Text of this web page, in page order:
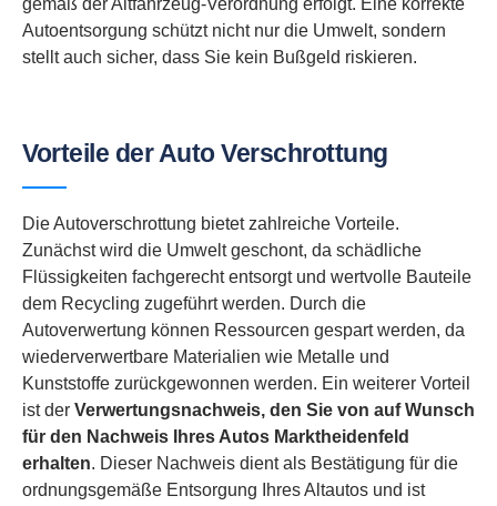
gemäß der Altfahrzeug-Verordnung erfolgt. Eine korrekte
Autoentsorgung schützt nicht nur die Umwelt, sondern
stellt auch sicher, dass Sie kein Bußgeld riskieren.
Vorteile der Auto Verschrottung
Die Autoverschrottung bietet zahlreiche Vorteile.
Zunächst wird die Umwelt geschont, da schädliche
Flüssigkeiten fachgerecht entsorgt und wertvolle Bauteile
dem Recycling zugeführt werden. Durch die
Autoverwertung können Ressourcen gespart werden, da
wiederverwertbare Materialien wie Metalle und
Kunststoffe zurückgewonnen werden. Ein weiterer Vorteil
ist der Verwertungsnachweis, den Sie von auf Wunsch
für den Nachweis Ihres Autos Marktheidenfeld
erhalten. Dieser Nachweis dient als Bestätigung für die
ordnungsgemäße Entsorgung Ihres Altautos und ist